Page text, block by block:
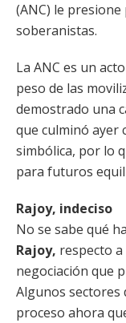
(ANC) le
soberanistas.
La ANC es un
peso de las
demostrado una
que culminó ayer
simbólica, por lo
para futuros
Rajoy, indeciso
No se sabe qué
Rajoy, respecto
negociación que
Algunos sectores
proceso ahora